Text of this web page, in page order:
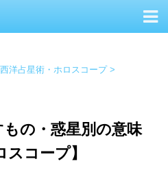
西洋占星術・ホロスコープ >
の・惑星別の意味
スコープ】